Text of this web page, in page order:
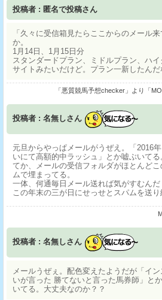
投稿者 : 匿名で投稿さん
「久々に受信箱見たらここからのメール
か。
1月14日、1月15日分
スタンダードプラン、ミドルプラン、ハ
サイトみたいだけど。プラン一新したんだ
「悪質競馬予想checker」より「
投稿者 : 名無しさん
元旦からやっぱメールがうぜえ。「2016
いにて高額的中ラッシュ」とか嘘ぶいてる
てか、メールの受信フォルダがほとんど
ムで埋まってる。
一体、何通毎日メール送れば気がすむんだ
この年末の三が日にせっせとスパムを送り
投稿者 : 名無しさん
メールうぜぇ。配色変えたようだが「イ
いが言った 勝てないと言った馬券師」と
いてる。大丈夫なのか？？